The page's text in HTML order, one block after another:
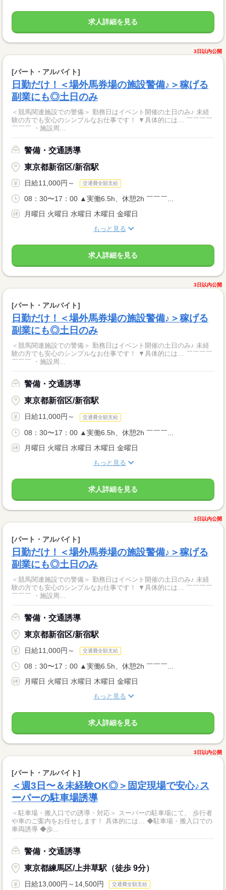
求人詳細を見る
3日以内公開
[パート・アルバイト]
日勤だけ！＜場外馬券場の施設警備♪＞稼げる
副業にも◎土日のみ
＜競馬関連施設での警備＞ 勤務日はイベント開催の土日のみ♪ 未経
験の方でも安心のシンプルなお仕事です！ ▼具体的には… ￣￣￣￣
￣￣￣ ・施設周...
警備・交通誘導
東京都新宿区/新宿駅
日給11,000円～ 交通費全額支給
08：30〜17：00 ▲実働6.5h、休憩2h ￣￣￣...
月曜日 火曜日 水曜日 木曜日 金曜日
もっと見る
求人詳細を見る
3日以内公開
[パート・アルバイト]
日勤だけ！＜場外馬券場の施設警備♪＞稼げる
副業にも◎土日のみ
＜競馬関連施設での警備＞ 勤務日はイベント開催の土日のみ♪ 未経
験の方でも安心のシンプルなお仕事です！ ▼具体的には… ￣￣￣￣
￣￣￣ ・施設周...
警備・交通誘導
東京都新宿区/新宿駅
日給11,000円～ 交通費全額支給
08：30〜17：00 ▲実働6.5h、休憩2h ￣￣￣...
月曜日 火曜日 水曜日 木曜日 金曜日
もっと見る
求人詳細を見る
3日以内公開
[パート・アルバイト]
日勤だけ！＜場外馬券場の施設警備♪＞稼げる
副業にも◎土日のみ
＜競馬関連施設での警備＞ 勤務日はイベント開催の土日のみ♪ 未経
験の方でも安心のシンプルなお仕事です！ ▼具体的には… ￣￣￣￣
￣￣￣ ・施設周...
警備・交通誘導
東京都新宿区/新宿駅
日給11,000円～ 交通費全額支給
08：30〜17：00 ▲実働6.5h、休憩2h ￣￣￣...
月曜日 火曜日 水曜日 木曜日 金曜日
もっと見る
求人詳細を見る
3日以内公開
[パート・アルバイト]
＜週3日〜＆未経験OK◎＞固定現場で安心♪ス
ーパーの駐車場誘導
＜駐車場・搬入口での誘導・対応＞ スーパーの駐車場にて、 歩行者
や車のご案内をお任せします！ 具体的には… ◆駐車場・搬入口での
車両誘導 ◆歩...
警備・交通誘導
東京都練馬区/上井草駅（徒歩 9分）
日給13,000円～14,500円 交通費全額支給